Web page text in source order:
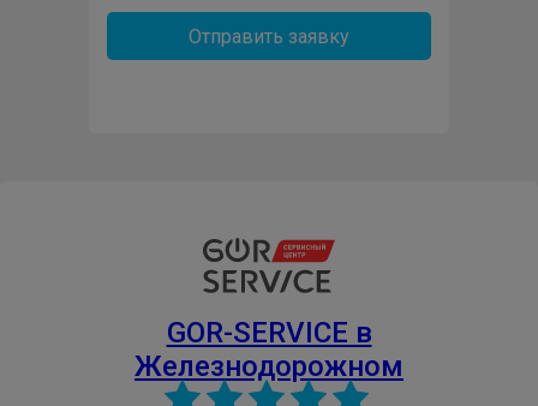
GOR-SERVICE в
Железнодорожном
Отправить заявку